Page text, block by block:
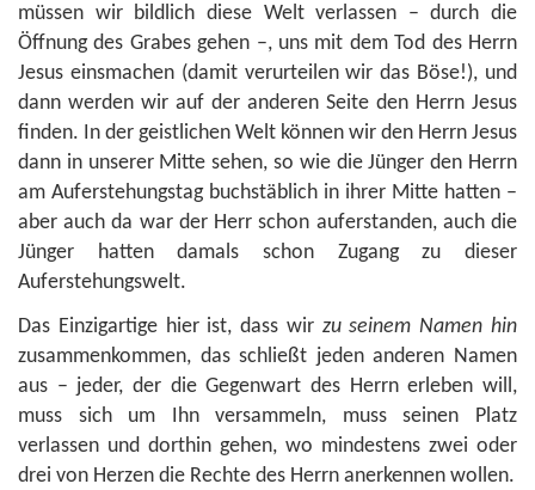
müssen wir bildlich diese Welt verlassen – durch die
Öffnung des Grabes gehen –, uns mit dem Tod des Herrn
Jesus einsmachen (damit verurteilen wir das Böse!), und
dann werden wir auf der anderen Seite den Herrn Jesus
finden. In der geistlichen Welt können wir den Herrn Jesus
dann in unserer Mitte sehen, so wie die Jünger den Herrn
am Auferstehungstag buchstäblich in ihrer Mitte hatten –
aber auch da war der Herr schon auferstanden, auch die
Jünger hatten damals schon Zugang zu dieser
Auferstehungswelt.
Das Einzigartige hier ist, dass wir zu seinem Namen hin
zusammenkommen, das schließt jeden anderen Namen
aus – jeder, der die Gegenwart des Herrn erleben will,
muss sich um Ihn versammeln, muss seinen Platz
verlassen und dorthin gehen, wo mindestens zwei oder
drei von Herzen die Rechte des Herrn anerkennen wollen.